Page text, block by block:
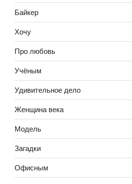
Байкер
Хочу
Про любовь
Учёным
Удивительное дело
Женщина века
Модель
Загадки
Офисным